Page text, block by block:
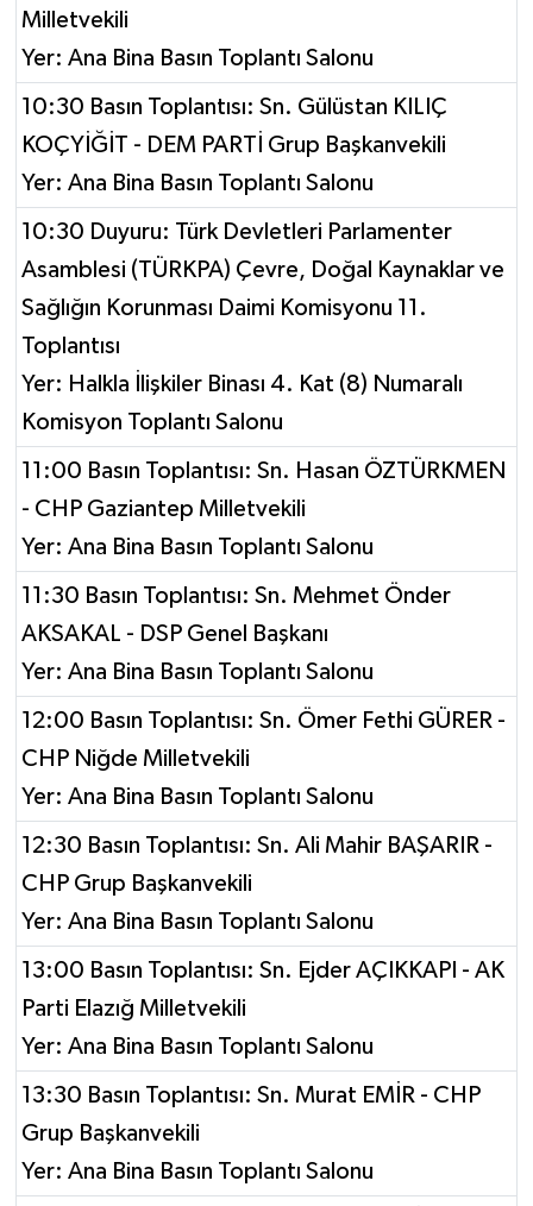
Milletvekili
Yer: Ana Bina Basın Toplantı Salonu
10:30 Basın Toplantısı: Sn. Gülüstan KILIÇ
KOÇYİĞİT - DEM PARTİ Grup Başkanvekili
Yer: Ana Bina Basın Toplantı Salonu
10:30 Duyuru: Türk Devletleri Parlamenter
Asamblesi (TÜRKPA) Çevre, Doğal Kaynaklar ve
Sağlığın Korunması Daimi Komisyonu 11.
Toplantısı
Yer: Halkla İlişkiler Binası 4. Kat (8) Numaralı
Komisyon Toplantı Salonu
11:00 Basın Toplantısı: Sn. Hasan ÖZTÜRKMEN
- CHP Gaziantep Milletvekili
Yer: Ana Bina Basın Toplantı Salonu
11:30 Basın Toplantısı: Sn. Mehmet Önder
AKSAKAL - DSP Genel Başkanı
Yer: Ana Bina Basın Toplantı Salonu
12:00 Basın Toplantısı: Sn. Ömer Fethi GÜRER -
CHP Niğde Milletvekili
Yer: Ana Bina Basın Toplantı Salonu
12:30 Basın Toplantısı: Sn. Ali Mahir BAŞARIR -
CHP Grup Başkanvekili
Yer: Ana Bina Basın Toplantı Salonu
13:00 Basın Toplantısı: Sn. Ejder AÇIKKAPI - AK
Parti Elazığ Milletvekili
Yer: Ana Bina Basın Toplantı Salonu
13:30 Basın Toplantısı: Sn. Murat EMİR - CHP
Grup Başkanvekili
Yer: Ana Bina Basın Toplantı Salonu